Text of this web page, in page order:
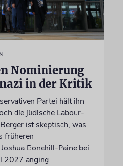
Nominierung
in der Kritik
Partei hält ihn
die jüdische Labour-
ist skeptisch, was
früheren
Bonehill-Paine bei
2027 anging